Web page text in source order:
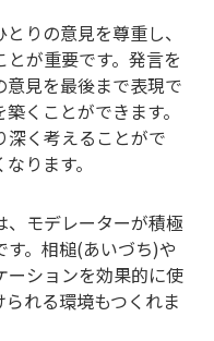
りの意見を尊重し、
が重要です。発言を
見を最後まで表現で
くことができます。
深く考えることがで
ります。
モデレーターが積極
。相槌(あいづち)や
ーションを効果的に使
れる環境もつくれま